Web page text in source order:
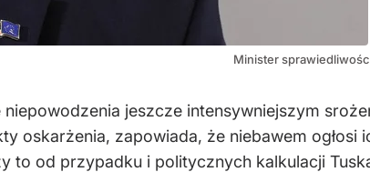
Minister
jeszcze intensywniejszym
oskarżenia, zapowiada, że niebawem ogłosi
to od przypadku i politycznych kalkulacji